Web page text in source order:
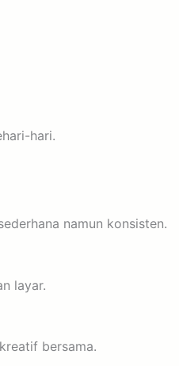
hari.
namun konsisten.
layar.
bersama.